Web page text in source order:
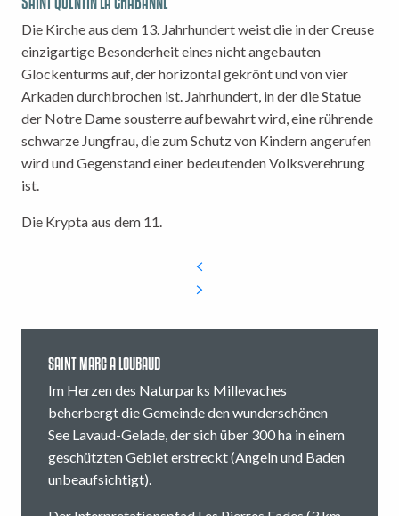
Die Kirche aus dem 13. Jahrhundert weist die in der Creuse
einzigartige Besonderheit eines nicht angebauten
Glockenturms auf, der horizontal gekrönt und von vier
Arkaden durchbrochen ist. Jahrhundert, in der die Statue
der Notre Dame sousterre aufbewahrt wird, eine rührende
schwarze Jungfrau, die zum Schutz von Kindern angerufen
wird und Gegenstand einer bedeutenden Volksverehrung
ist.
Die Krypta aus dem 11.
SAINT MARC A LOUBAUD
Im Herzen des Naturparks Millevaches
beherbergt die Gemeinde den wunderschönen
See Lavaud-Gelade, der sich über 300 ha in einem
geschützten Gebiet erstreckt (Angeln und Baden
unbeaufsichtigt).